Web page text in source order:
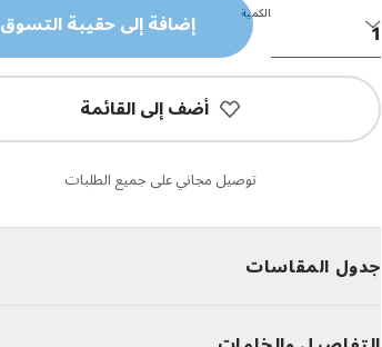
الكمية إضافة إلى حقيبة التسوق
أضف إلى القائمة
توصيل مجاني على جميع الطلبات
جدول المقاسات